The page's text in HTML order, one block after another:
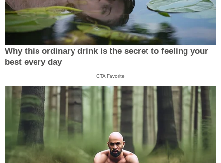
Why this ordinary drink is the secret to feeling your
best every day
CTA Favorite